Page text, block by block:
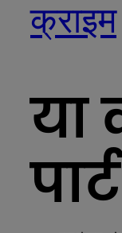
क्राइम
या